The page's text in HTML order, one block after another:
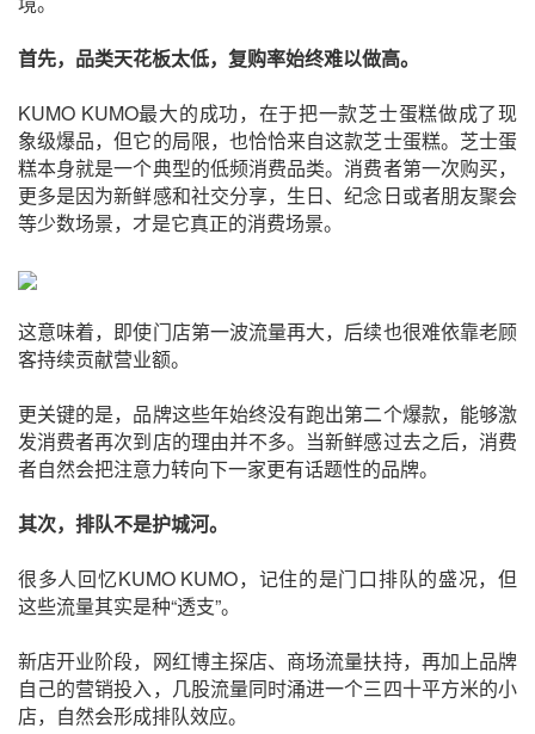
首先，品类天花板太低，复购率始终难以做高。
KUMO KUMO最大的成功，在于把一款芝士蛋糕做成了现
象级爆品，但它的局限，也恰恰来自这款芝士蛋糕。芝士蛋
糕本身就是一个典型的低频消费品类。消费者第一次购买，
更多是因为新鲜感和社交分享，生日、纪念日或者朋友聚会
等少数场景，才是它真正的消费场景。
这意味着，即使门店第一波流量再大，后续也很难依靠老顾
客持续贡献营业额。
更关键的是，品牌这些年始终没有跑出第二个爆款，能够激
发消费者再次到店的理由并不多。当新鲜感过去之后，消费
者自然会把注意力转向下一家更有话题性的品牌。
其次，排队不是护城河。
很多人回忆KUMO KUMO，记住的是门口排队的盛况，但
这些流量其实是种“透支”。
新店开业阶段，网红博主探店、商场流量扶持，再加上品牌
自己的营销投入，几股流量同时涌进一个三四十平方米的小
店，自然会形成排队效应。